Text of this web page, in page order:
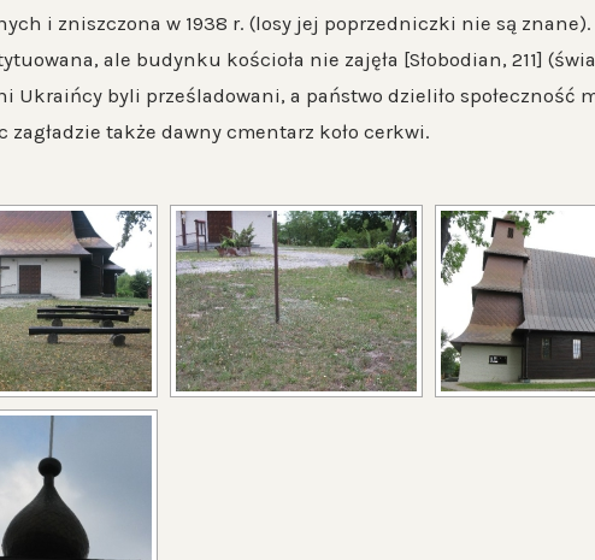
i zniszczona w 1938 r. (losy jej poprzedniczki nie są
ale budynku kościoła nie zajęła [Słobodian, 211]
Ukraińcy byli prześladowani, a państwo dzieliło społeczność
zagładzie także dawny cmentarz koło cerkwi.